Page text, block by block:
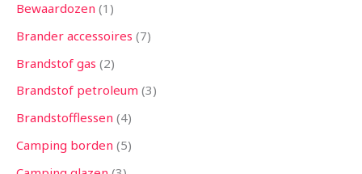
Bewaardozen 1
Brander accessoires 7
Brandstof gas 2
Brandstof petroleum 3
Brandstofflessen 4
Camping borden 5